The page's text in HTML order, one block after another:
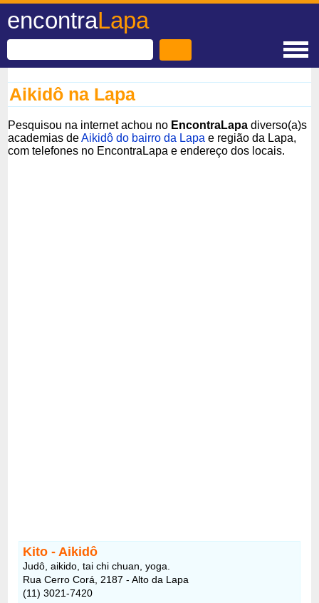
encontraLapa
Aikidô na Lapa
Pesquisou na internet achou no EncontraLapa diverso(a)s
academias deAikidô do bairro da Lapa e região da Lapa,
com telefones no EncontraLapa e endereço dos locais.
Kito - Aikidô
Judô, aikido, tai chi chuan, yoga.
Rua Cerro Corá, 2187 - Alto da Lapa
(11) 3021-7420